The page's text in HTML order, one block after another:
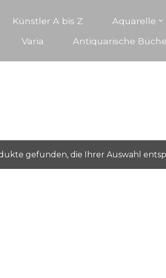
Künstler A bis Z Aquarelle
Varia Antiquarische
gefun­den, die Ihrer Aus­wahl